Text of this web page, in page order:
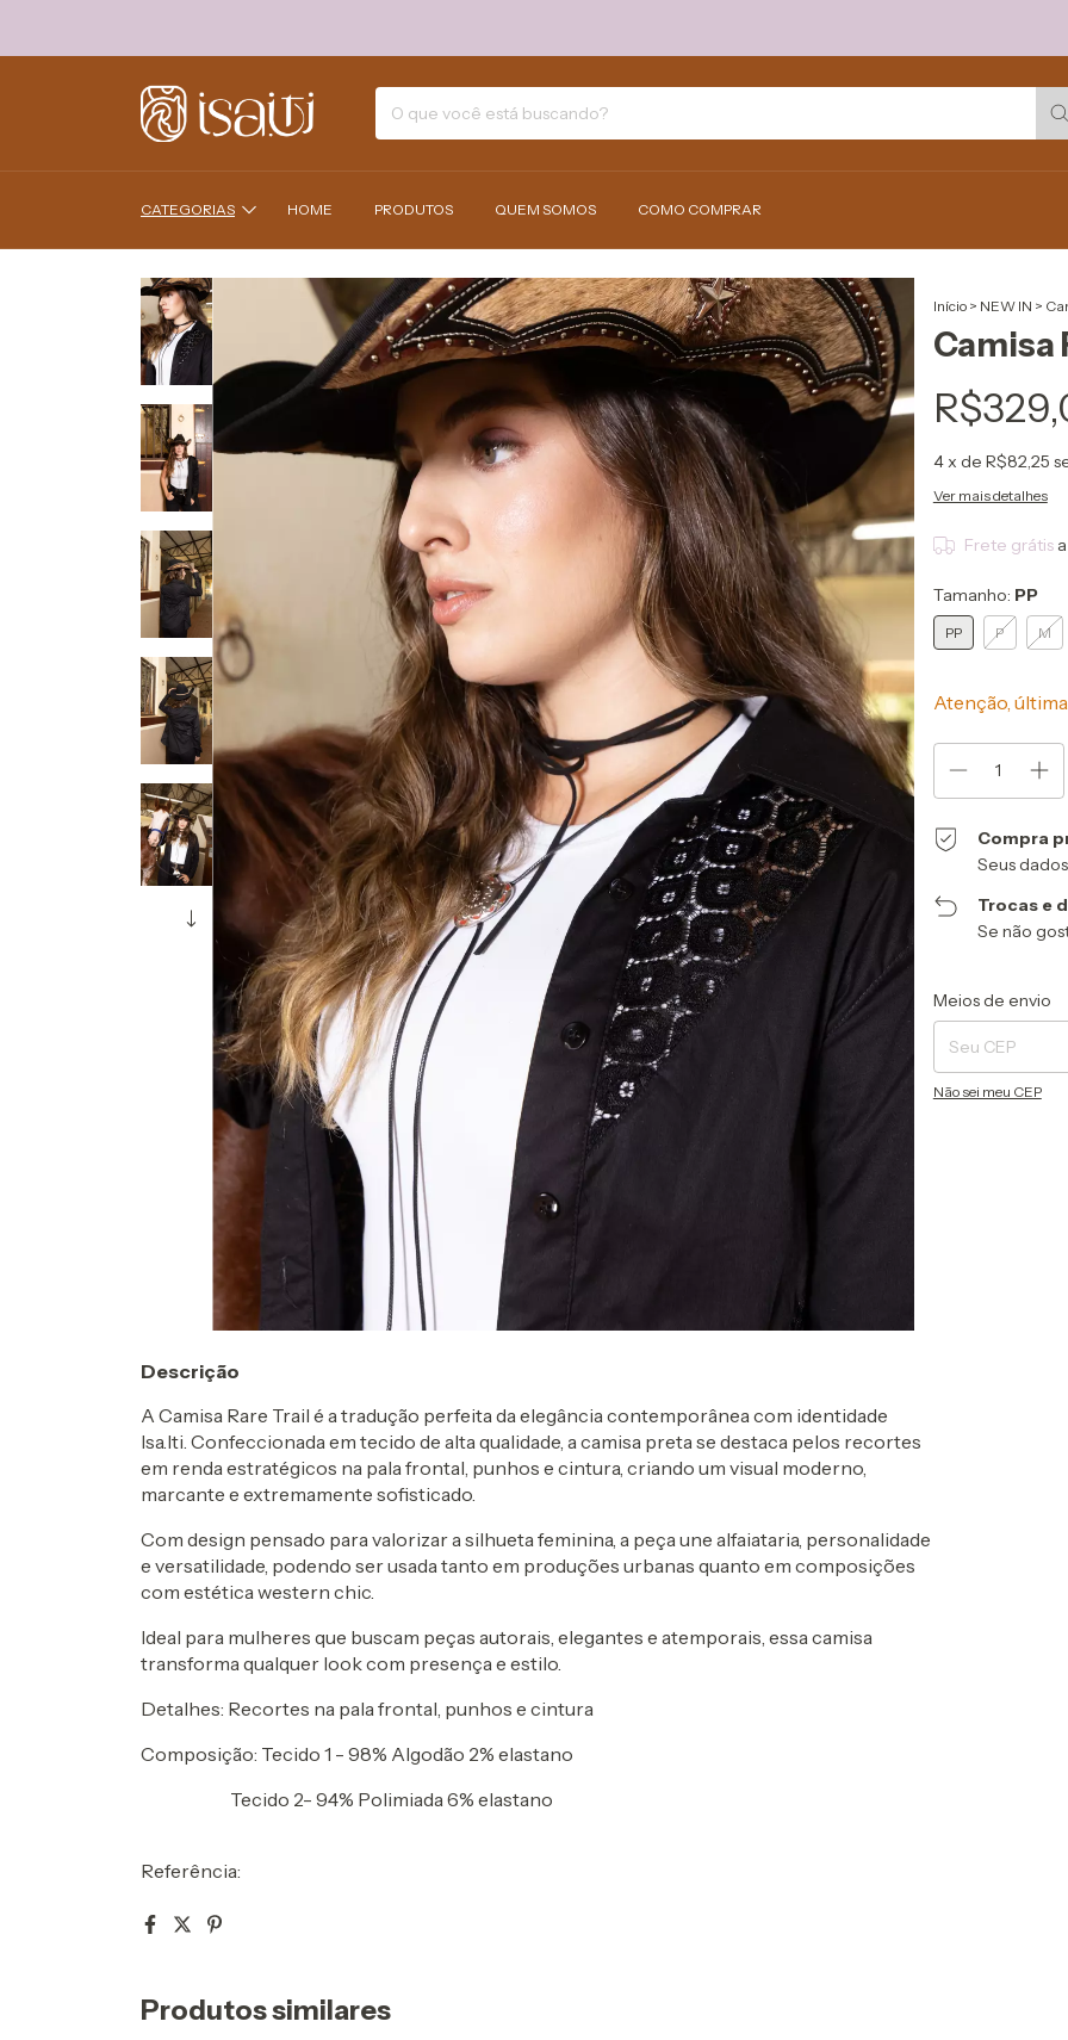
CATEGORIAS HOME PRODUTOS QUEM SOMOS COMO COMPRAR
1/7 Início > NEW IN >
Camisa
4x de R$82,25
Ver mais detalhes
Frete grátis
Tamanho: PP
PP P M
Atenção,
Compra
Seus
Trocas e
Se não
Entregas para o CEP:
Meios de envio
Não sei meu CEP
Descrição
A Camisa Rare Trail é a tradução perfeita da elegância contemporânea com identidade
Isa.Iti. Confeccionada em tecido de alta qualidade, a camisa preta se destaca pelos recortes
em renda estratégicos na pala frontal, punhos e cintura, criando um visual moderno,
marcante e extremamente sofisticado.
Com design pensado para valorizar a silhueta feminina, a peça une alfaiataria, personalidade
e versatilidade, podendo ser usada tanto em produções urbanas quanto em composições
com estética western chic.
Ideal para mulheres que buscam peças autorais, elegantes e atemporais, essa camisa
transforma qualquer look com presença e estilo.
Detalhes: Recortes na pala frontal, punhos e cintura
Composição: Tecido 1 - 98% Algodão 2% elastano
Tecido 2- 94% Polimiada 6% elastano
Referência:
Produtos similares